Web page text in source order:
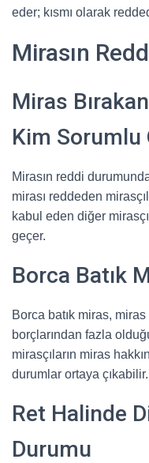
eder; kısmı olarak
Mirasın
Miras
Kim Sorumlu
Mirasın reddi
mirası reddeden
kabul eden diğer
geçer.
Borca Batık
Borca batık miras, miras
borçlarından fazla
mirasçıların miras
durumlar ortaya çıkabilir.
Ret Halinde
Durumu